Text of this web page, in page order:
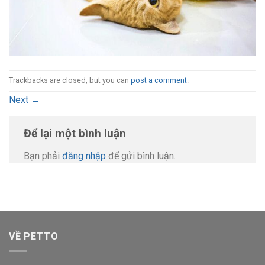
Trackbacks are closed, but you can post a comment.
Next →
Để lại một bình luận
Bạn phải đăng nhập để gửi bình luận.
VỀ PETTO